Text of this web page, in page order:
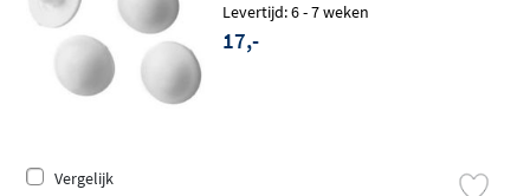
Levertijd: 6 - 7 weken
17,-
Vergelijk